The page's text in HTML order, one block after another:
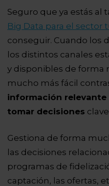
Seguro que ya estás al
Big Data para el sector
conseguir. Cuando los
los distintos canales
y disponibles de forma
mucho más fácil
información relevante
tomar decisiones
Gestiona de forma
las decisiones
programas de
captación, las ofertas,